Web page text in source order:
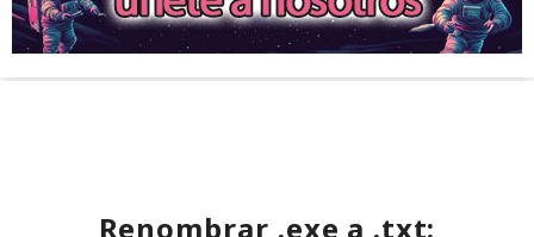
Renombrar .exe a .txt: